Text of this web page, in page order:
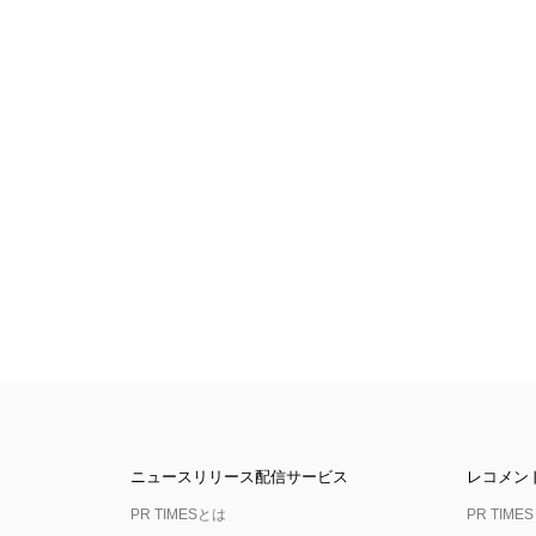
ニュースリリース配信サービス
PR TIMESとは
レコメン
PR